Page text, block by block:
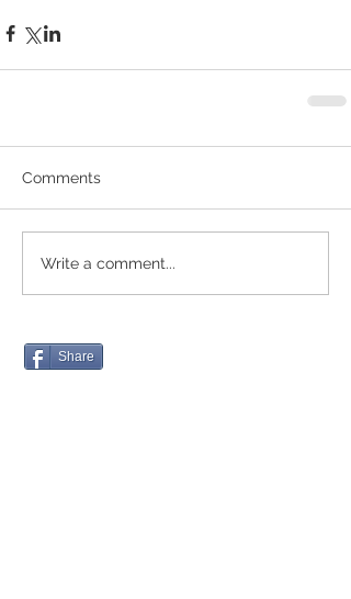
Comments
Write a comment...
Share